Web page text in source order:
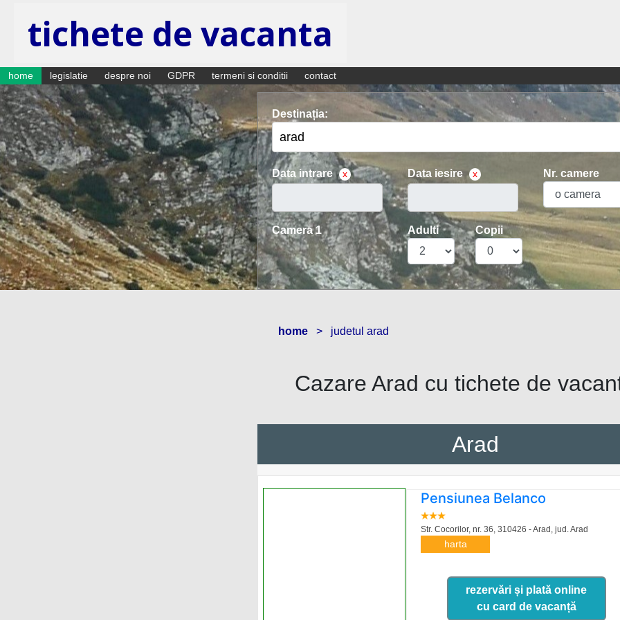
tichete de vacanta
home legislatie despre noi GDPR termeni si conditii contact
Destinația:
Data intrare x Data iesire x Nr. camere
Camera 1 Adulti Copii
home > judetul arad
Cazare Arad cu tichete de
Arad
Pensiunea Belanco
Str. Cocorilor, nr. 36, 310426 - Arad, jud. Arad
harta
rezervări și plată online
cu card de vacanță